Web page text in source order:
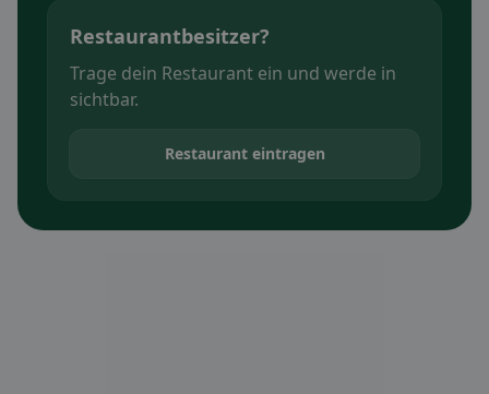
Restaurantbesitzer?
Trage dein Restaurant ein und werde in
sichtbar.
Restaurant eintragen